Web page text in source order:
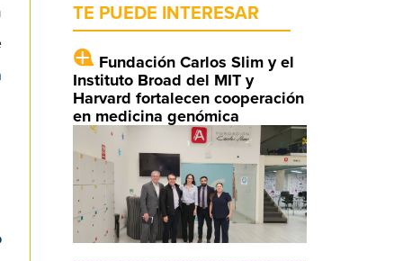
TE PUEDE INTERESAR
Fundación Carlos Slim y el
Instituto Broad del MIT y
Harvard fortalecen cooperación
en medicina genómica